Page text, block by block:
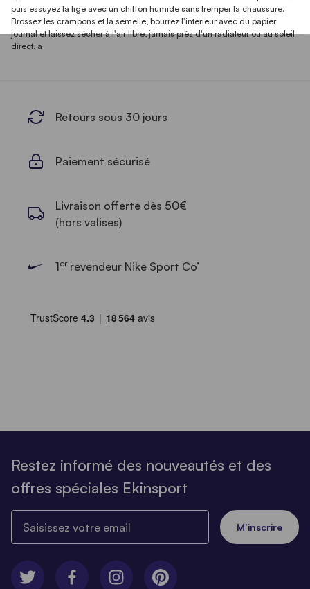
puis essuyez la tige avec un chiffon humide sans tremper la chaussure.
Brossez les crampons et la semelle, bourrez l'intérieur avec du papier
journal et laissez sécher à l'air libre, jamais près d'un radiateur ou au soleil
direct. a
Retours sous 30 jours
Paiement sécurisé
Livraison offerte dès 50€
(hors valises)
1errevendeur Nike Sport Co’
Restez informé des nouveautés et des
offres spéciales Ekinsport
M’inscrire